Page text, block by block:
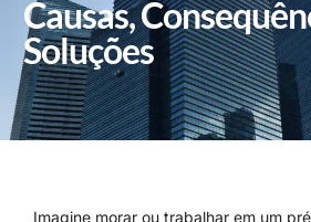
Causas,
Soluções
Imagine morar ou trabalhar em um